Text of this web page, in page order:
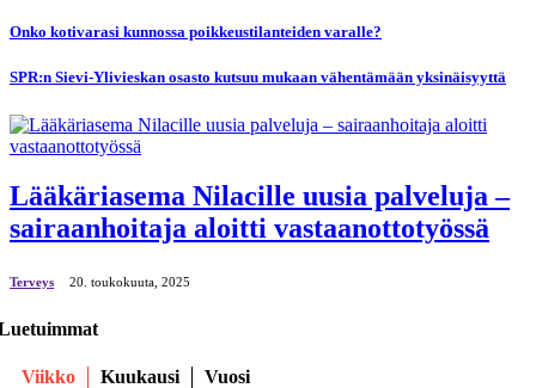
Onko kotivarasi kunnossa poikkeustilanteiden varalle?
SPR:n Sievi-Ylivieskan osasto kutsuu mukaan vähentämään yksinäisyyttä
Lääkäriasema Nilacille uusia palveluja –
sairaanhoitaja aloitti vastaanottotyössä
Terveys 20. toukokuuta, 2025
Viikko Kuukausi Vuosi